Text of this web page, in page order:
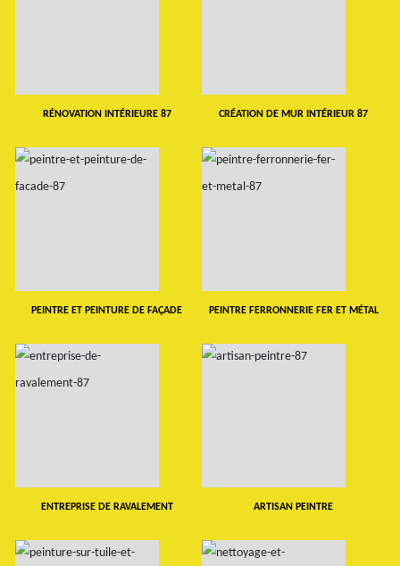
RÉNOVATION INTÉRIEURE 87 CRÉATION DE MUR INTÉRIEUR 87
PEINTRE ET PEINTURE DE FAÇADE PEINTRE FERRONNERIE FER ET MÉTAL
ENTREPRISE DE RAVALEMENT ARTISAN PEINTRE